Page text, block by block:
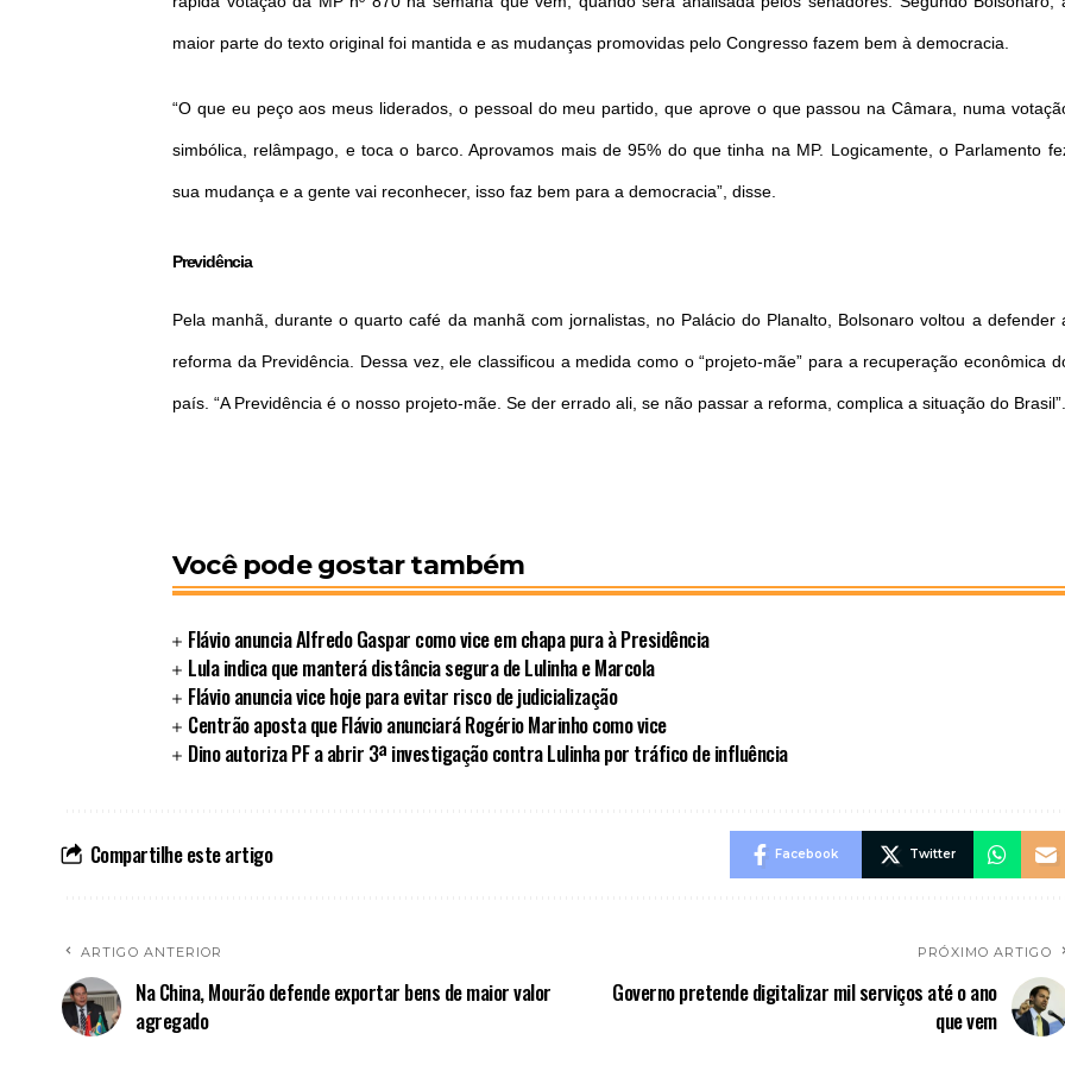
maior parte do texto original foi mantida e as mudanças promovidas pelo Congresso fazem bem à democracia.
“O que eu peço aos meus liderados, o pessoal do meu partido, que aprove o que passou na Câmara, numa
simbólica, relâmpago, e toca o barco. Aprovamos mais de 95% do que tinha na MP. Logicamente, o Parlamento
sua mudança e a gente vai reconhecer, isso faz bem para a democracia”, disse.
Previdência
Pela manhã, durante o quarto café da manhã com jornalistas, no Palácio do Planalto, Bolsonaro voltou a defender
reforma da Previdência. Dessa vez, ele classificou a medida como o “projeto-mãe” para a recuperação econômica
país. “A Previdência é o nosso projeto-mãe. Se der errado ali, se não passar a reforma, complica a situação do Brasil”.
Você pode gostar também
Flávio anuncia Alfredo Gaspar como vice em chapa pura à Presidência
Lula indica que manterá distância segura de Lulinha e Marcola
Flávio anuncia vice hoje para evitar risco de judicialização
Centrão aposta que Flávio anunciará Rogério Marinho como vice
Dino autoriza PF a abrir 3ª investigação contra Lulinha por tráfico de influência
Compartilhe este artigo Facebook Twitter
ARTIGO ANTERIOR
Na China, Mourão defende exportar bens de maior valor
agregado
PRÓXIMO ARTIGO
Governo pretende digitalizar mil serviços até o ano
que vem